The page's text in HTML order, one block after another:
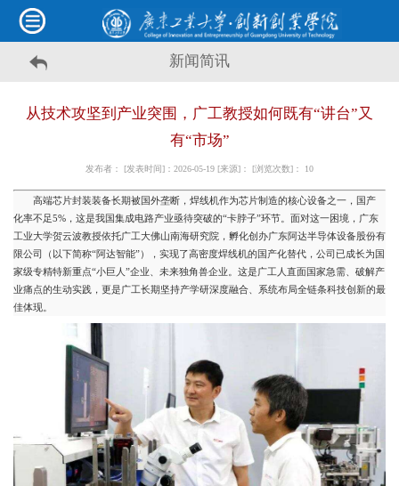
新闻简讯
从技术攻坚到产业突围，广工教授如何既有“讲台”又
有“市场”
发布者： [发表时间]：2026-05-19 [来源]： [浏览次数]： 10
高端芯片封装装备长期被国外垄断，焊线机作为芯片制造的核心设备之一，国产
化率不足5%，这是我国集成电路产业亟待突破的“卡脖子”环节。面对这一困境，广东
工业大学贺云波教授依托广工大佛山南海研究院，孵化创办广东阿达半导体设备股份有
限公司（以下简称“阿达智能”），实现了高密度焊线机的国产化替代，公司已成长为国
家级专精特新重点“小巨人”企业、未来独角兽企业。这是广工人直面国家急需、破解产
业痛点的生动实践，更是广工长期坚持产学研深度融合、系统布局全链条科技创新的最
佳体现。